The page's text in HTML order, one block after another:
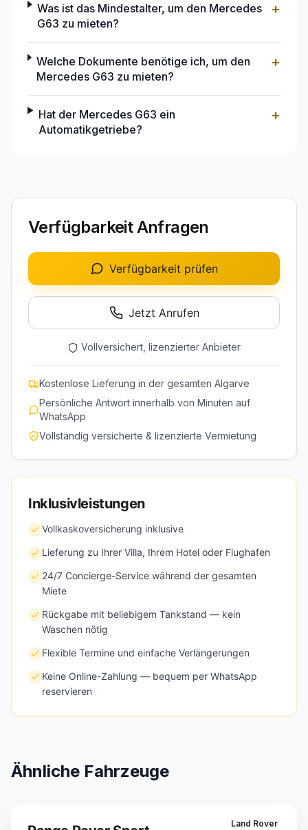
Was ist das Mindestalter, um den Mercedes
G63 zu mieten?
+
Welche Dokumente benötige ich, um den
Mercedes G63 zu mieten?
+
Hat der Mercedes G63 ein
Automatikgetriebe?
+
Verfügbarkeit Anfragen
Verfügbarkeit prüfen
Jetzt Anrufen
Vollversichert, lizenzierter Anbieter
Kostenlose Lieferung in der gesamten Algarve
Persönliche Antwort innerhalb von Minuten auf
WhatsApp
Vollständig versicherte & lizenzierte Vermietung
Inklusivleistungen
Vollkaskoversicherung inklusive
Lieferung zu Ihrer Villa, Ihrem Hotel oder Flughafen
24/7 Concierge-Service während der gesamten
Miete
Rückgabe mit beliebigem Tankstand — kein
Waschen nötig
Flexible Termine und einfache Verlängerungen
Keine Online-Zahlung — bequem per WhatsApp
reservieren
Ähnliche Fahrzeuge
Land Rover